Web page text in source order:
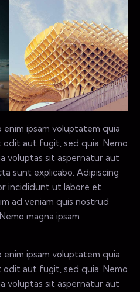
ipsam voluptatem quia
aut fugit, sed quia. Nemo
voluptas sit aspernatur aut
sunt explicabo. Adipiscing
incididunt ut labore et
ad veniam quis nostrud
magna ipsam
ipsam voluptatem quia
aut fugit, sed quia. Nemo
voluptas sit aspernatur aut